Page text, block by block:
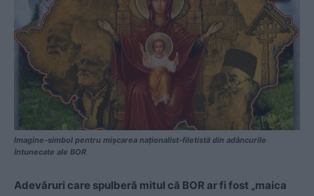
Imagine-simbol pentru mișcarea naționalist-filetistă din adâncurile
întunecate ale BOR
Adevăruri care spulberă mitul că BOR ar fi fost „maica